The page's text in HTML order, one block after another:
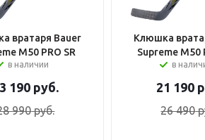
вратаря Bauer
M50 PRO SR
в наличии
190 руб.
990руб.
Клюшка
Supreme M50
в
21 190
26 490